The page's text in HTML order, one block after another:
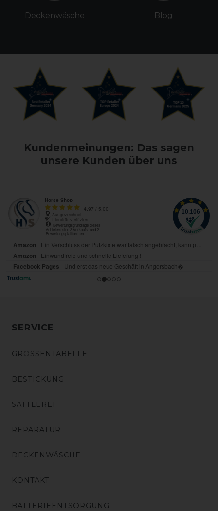
Deckenwäsche Blog
Kundenmeinungen: Das sagen
unsere Kunden über uns
SERVICE
GRÖSSENTABELLE
BESTICKUNG
SATTLEREI
REPARATUR
DECKENWÄSCHE
KONTAKT
BATTERIEENTSORGUNG